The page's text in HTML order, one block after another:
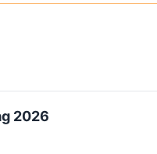
2026